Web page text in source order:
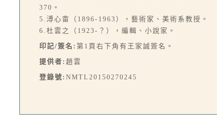
370。
5.溥心畬（1896-1963），藝術家、美術系教授。
6.杜雲之（1923-？），編輯、小說家。
印記/簽名: 第1頁右下角有王家誠簽名。
提供者: 趙雲
登錄號: NMTL20150270245